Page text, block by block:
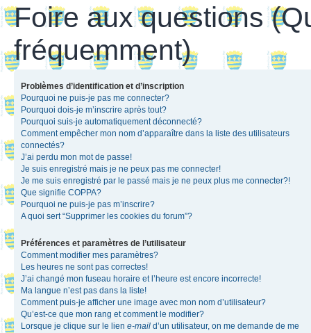
Foire aux questions
fréquemment)
Problèmes d’identification et d’inscription
Pourquoi ne puis-je pas me connecter?
Pourquoi dois-je m’inscrire après tout?
Pourquoi suis-je automatiquement déconnecté?
Comment empêcher mon nom d’apparaître dans la liste des utilisateurs
connectés?
J’ai perdu mon mot de passe!
Je suis enregistré mais je ne peux pas me connecter!
Je me suis enregistré par le passé mais je ne peux plus me connecter?!
Que signifie COPPA?
Pourquoi ne puis-je pas m’inscrire?
A quoi sert “Supprimer les cookies du forum”?
Préférences et paramètres de l’utilisateur
Comment modifier mes paramètres?
Les heures ne sont pas correctes!
J’ai changé mon fuseau horaire et l’heure est encore incorrecte!
Ma langue n’est pas dans la liste!
Comment puis-je afficher une image avec mon nom d’utilisateur?
Qu’est-ce que mon rang et comment le modifier?
Lorsque je clique sur le lien e-mail d’un utilisateur, on me demande de me